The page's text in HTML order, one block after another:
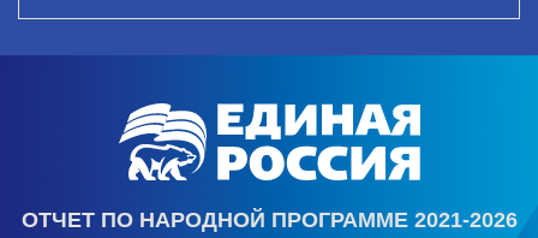
ОТЧЕТ ПО НАРОДНОЙ ПРОГРАММЕ 2021-2026